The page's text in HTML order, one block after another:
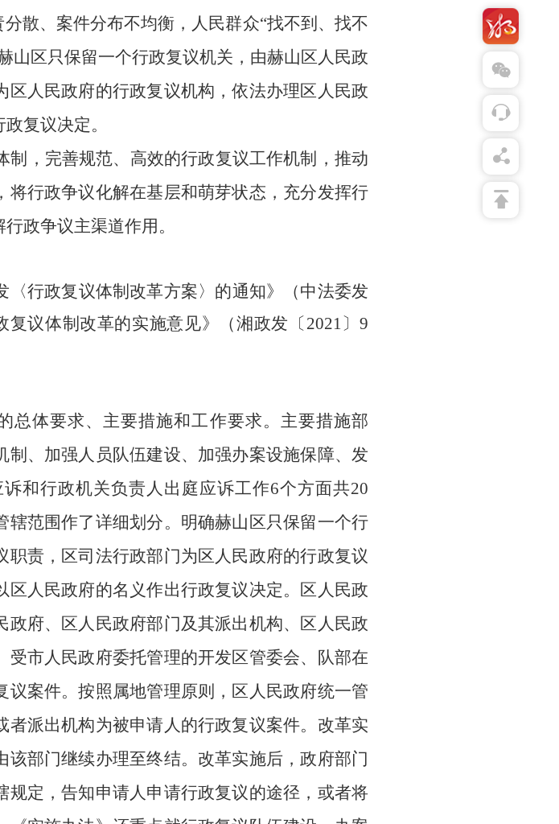
散、案件分布不均衡，人民群众“找不到、找不
山 区只保留一个行政复议机关，由赫山区人民政
区人民政府的行政复议机构，依法办理区人民政
复议决定。
，完善规范、高效的行政复议工作机制，推动
行政争议化解在基层和萌芽状态，充分发挥行
政争议主渠道作用。
〈行政复议体制改革方案〉的通知》 （中法委发
复议体制改革的实施意见》（湘政发 〔 2021〕9
总体要求、主要措施和工作要求。主要措施部
、加强人员队伍建设、加强办案设施保障、发
和行政机关负责人出庭应诉工作6个方面共20
辖范围作了详细划分。 明确赫山 区只保留一个行
职责， 区司法行政部门为 区人民政府的行政复议
区人民政府的名义作出行政复议决定。
区人民政
政府、区人民政府部门及其派出机构、区人民政
市人民政府委托管理的开发区管委会、队部在
案件。按照属地管理原则，区人民政府统一管
派出机构为被申请人的行政复议案件。改革实
部门继续办理至终结。改革实施后，政府部门
定，告知申请人申请行政复议的途径，或者将